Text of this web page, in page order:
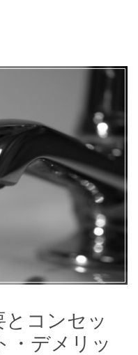
とコンセッ
・デメリッ